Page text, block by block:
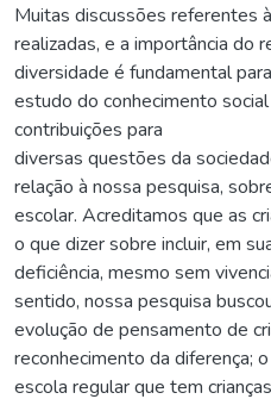
Muitas discussões referentes
realizadas, e a importância do
diversidade é fundamental
estudo do conhecimento
contribuições para
diversas questões da
relação à nossa pesquisa,
escolar. Acreditamos que as
o que dizer sobre incluir, em
deficiência, mesmo sem
sentido, nossa pesquisa
evolução de pensamento de
reconhecimento da diferença;
escola regular que tem